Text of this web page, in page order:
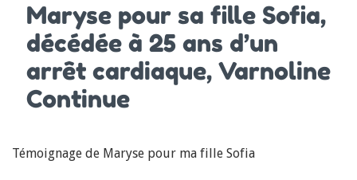
Maryse pour sa fille Sofia,
décédée à 25 ans d’un
arrêt cardiaque, Varnoline
Continue
Témoignage de Maryse pour ma fille Sofia